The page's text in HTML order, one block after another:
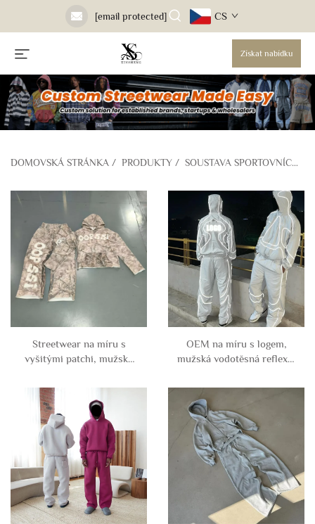
[email protected] CS
Získat nabídku
DOMOVSKÁ STRÁNKA / PRODUKTY / SOUSTAVA SPORTOVNÍCH OBLEKŮ A TRENÝREK
Streetwear na míru s
vyšitými patchi, mužský
kostým s potiskem
maskovací barvy, mikina a
tepláky s zipem, sportovní
kostým
OEM na míru s logem,
mužská vodotěsná reflexní
polyesteru, zipová bunda
a kalhoty, souprava
sportovního kostýmu